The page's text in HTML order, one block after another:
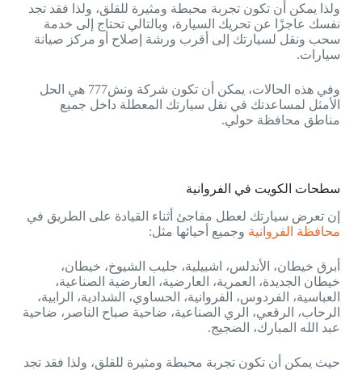
ولذا يمكن أن تكون تجربة محبطة ومثيرة للقلق، ولذا فقد تجد
نفسك عاجزًا عن تحريك السيارة، وبالتالي تحتاج إلى خدمة
سحب ونقل لسيارتك إلى أقرب ورشة إصلاح أو مركز صيانة
سيارات.
وفي هذه الحالات، يمكن أن تكون شركة ونش777 هي الحل
الأمثل لمساعدتك في نقل سيارتك المعطلة داخل جميع
مناطق محافظة حولي.
سطحات الكويت في الفروانية
إن تعرض سيارتك لعطل مفاجئ أثناء القيادة على الطريق في
محافظة الفروانية وجميع أحيائها مثل:
أبرق خيطان، الأندلس، اشبيلية، جليب الشيوخ، خيطان،
خيطان الجديدة، العمرية، العارضية، العارضية الصناعية،
العباسية، الفردوس، الفروانية، الحساوي، الشدادية، الرابية،
الرحاب، الرقعي، الري الصناعية، ضاحية صباح الناصر، ضاحية
عبد الله المبارك، الضجيج.
حيث يمكن أن تكون تجربة محبطة ومثيرة للقلق، ولذا فقد تجد